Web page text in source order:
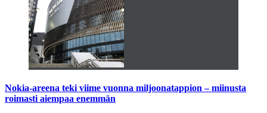
Nokia-areena teki viime vuonna miljoonatappion – miinusta
roimasti aiempaa enemmän